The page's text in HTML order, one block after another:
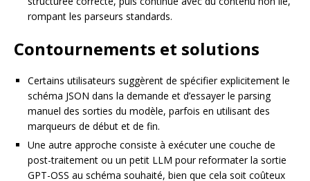
rompant les parseurs standards.
Contournements et solutions
Certains utilisateurs suggèrent de spécifier explicitement le
schéma JSON dans la demande et d’essayer le parsing
manuel des sorties du modèle, parfois en utilisant des
marqueurs de début et de fin.
Une autre approche consiste à exécuter une couche de
post-traitement ou un petit LLM pour reformater la sortie
GPT-OSS au schéma souhaité, bien que cela soit coûteux